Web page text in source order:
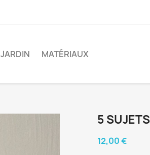
JARDIN MATÉRIAUX
5
12,00 €